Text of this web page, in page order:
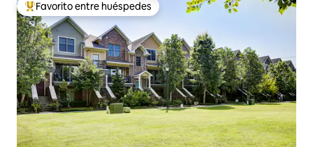
Favorito entre huéspedes preferido
Favorito entre huéspedes